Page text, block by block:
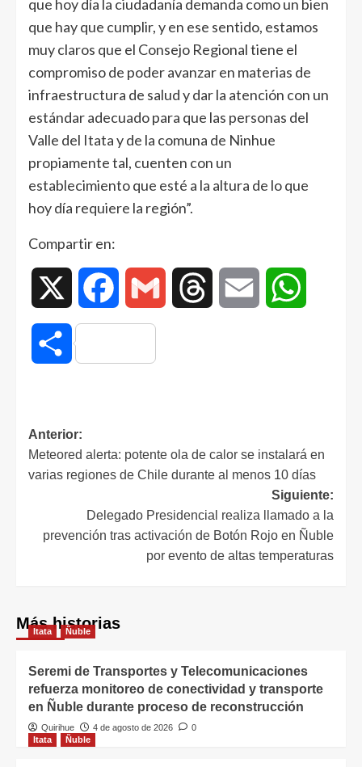
que hoy día la ciudadanía demanda como un bien
que hay que cumplir, y en ese sentido, estamos
muy claros que el Consejo Regional tiene el
compromiso de poder avanzar en materias de
infraestructura de salud y dar la atención con un
estándar adecuado para que las personas del
Valle del Itata y de la comuna de Ninhue
propiamente tal, cuenten con un
establecimiento que esté a la altura de lo que
hoy día requiere la región”.
Compartir en:
Facebook Gmail Threads Email
Compartir
Anterior:
Meteored alerta: potente ola de calor se instalará en
varias regiones de Chile durante al menos 10 días
Siguiente:
Delegado Presidencial realiza llamado a la
prevención tras activación de Botón Rojo en Ñuble
por evento de altas temperaturas
Más historias
Itata Ñuble
Seremi de Transportes y Telecomunicaciones
refuerza monitoreo de conectividad y transporte
en Ñuble durante proceso de reconstrucción
Quirihue 4 de agosto de 2026
0
Itata
Ñuble